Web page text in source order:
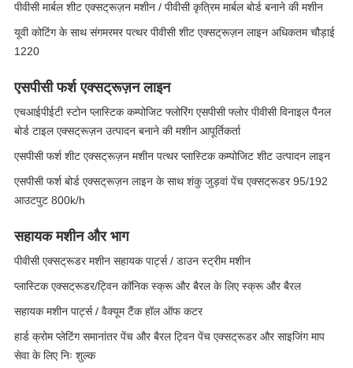
पीवीसी मार्बल शीट एक्सट्रूज़न मशीन / पीवीसी कृत्रिम मार्बल बोर्ड बनाने की मशीन
यूवी कोटिंग के साथ संगमरमर पत्थर पीवीसी शीट एक्सट्रूज़न लाइन अधिकतम चौड़ाई
1220
एसपीसी फर्श एक्सट्रूज़न लाइन
एचआईपीईटी स्टोन प्लास्टिक कम्पोजिट फ्लोरिंग एसपीसी फ्लोर पीवीसी विनाइल पैनल
बोर्ड टाइल एक्सट्रूज़न उत्पादन बनाने की मशीन आपूर्तिकर्ता
एसपीसी फर्श शीट एक्सट्रूज़न मशीन पत्थर प्लास्टिक कम्पोजिट शीट उत्पादन लाइन
एसपीसी फर्श बोर्ड एक्सट्रूज़न लाइन के साथ शंकु जुड़वां पेंच एक्सट्रूडर 95/192
आउटपुट 800k/h
सहायक मशीन और भाग
पीवीसी एक्सट्रूडर मशीन सहायक पार्ट्स / डाउन स्ट्रीम मशीन
प्लास्टिक एक्सट्रूडर/ट्विन कॉनिक स्क्रू और बैरल के लिए स्क्रू और बैरल
सहायक मशीन पार्ट्स / वैक्यूम टैंक हॉल ऑफ कटर
हार्ड क्रोम प्लेटिंग समानांतर पेंच और बैरल ट्विन पेंच एक्सट्रूडर और साइजिंग माप
सेवा के लिए निः शुल्क